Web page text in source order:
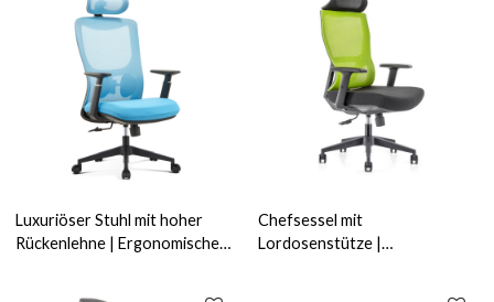
Luxuriöser Stuhl mit hoher
Rückenlehne | Ergonomischer
Chefsessel mit
Lordosenstütze |